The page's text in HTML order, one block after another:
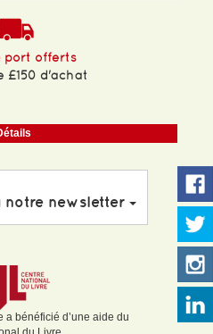
port offerts
£150 d'achat
notre newsletter
a bénéficié d’une aide du